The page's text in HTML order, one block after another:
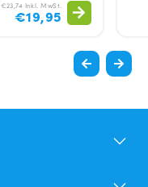
€23,74 Inkl. MwSt.
€19,95